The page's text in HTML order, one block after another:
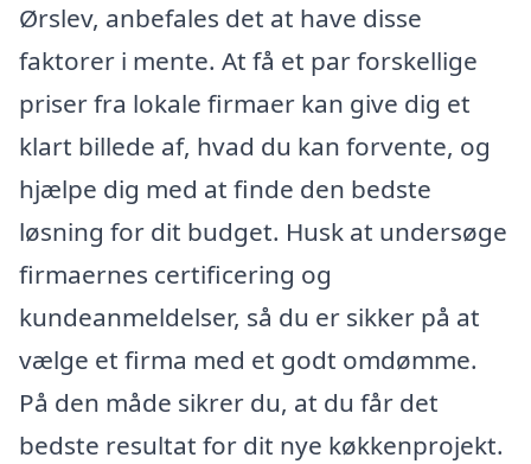
Ørslev, anbefales det at have disse
faktorer i mente. At få et par forskellige
priser fra lokale firmaer kan give dig et
klart billede af, hvad du kan forvente, og
hjælpe dig med at finde den bedste
løsning for dit budget. Husk at undersøge
firmaernes certificering og
kundeanmeldelser, så du er sikker på at
vælge et firma med et godt omdømme.
På den måde sikrer du, at du får det
bedste resultat for dit nye køkkenprojekt.